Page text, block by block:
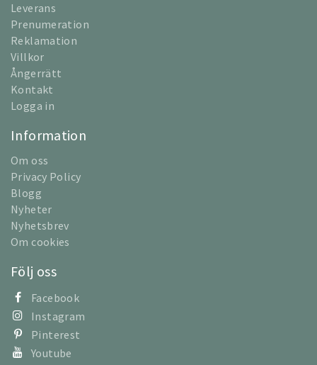
Leverans
Prenumeration
Reklamation
Villkor
Ångerrätt
Kontakt
Logga in
Information
Om oss
Privacy Policy
Blogg
Nyheter
Nyhetsbrev
Om cookies
Följ oss
Facebook
Instagram
Pinterest
Youtube